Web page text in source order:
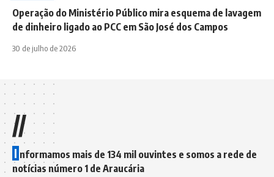
Operação do Ministério Público mira esquema de lavagem
de dinheiro ligado ao PCC em São José dos Campos
30 de julho de 2026
//
I nformamos mais de 134 mil ouvintes e somos a rede de
notícias número 1 de Araucária